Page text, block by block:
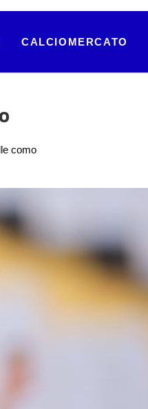
CALCIOMERCATO
como